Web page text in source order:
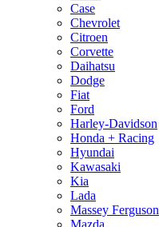
Case
Chevrolet
Citroen
Corvette
Daihatsu
Dodge
Fiat
Ford
Harley-Davidson
Honda + Racing
Hyundai
Kawasaki
Kia
Lada
Massey Ferguson
Mazda